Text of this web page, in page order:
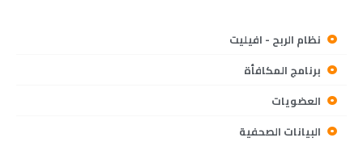
نظام الربح - افيليت
برنامج المكافأة
العضويات
البيانات الصحفية